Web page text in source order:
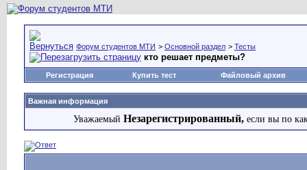
Форум студентов МТИ > Основной раздел > Тесты
кто решает предметы?
Регистрация Купить тест Файловый архив
Важная информация
Уважаемый Незарегистрированный, если вы по